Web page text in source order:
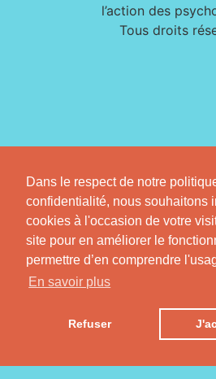
Dans le respect de notre
confidentialité, nous souhaitons
cookies à l'occasion de votre
site pour en améliorer le
permettre d’en comprendre
En savoir plus
Refuser
l’action des
Tous droits